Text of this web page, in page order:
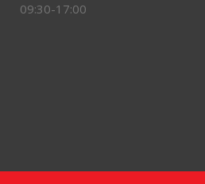
09:30-17:00